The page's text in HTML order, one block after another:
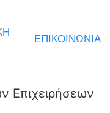
ΕΠΙΚΟΙΝΩΝΙΑ
Επιχειρήσεων